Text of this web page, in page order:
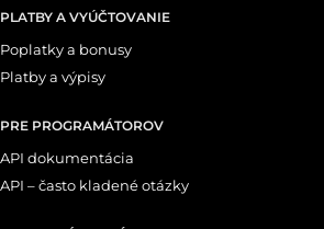
PLATBY A VYÚČTOVANIE
Poplatky a bonusy
Platby a výpisy
PRE PROGRAMÁTOROV
API dokumentácia
API – často kladené otázky